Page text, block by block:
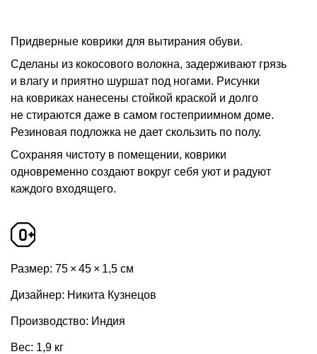
Придверные коврики для вытирания обуви.
Сделаны из кокосового волокна, задерживают грязь
и влагу и приятно шуршат под ногами. Рисунки
на ковриках нанесены стойкой краской и долго
не стираются даже в самом гостеприимном доме.
Резиновая подложка не дает скользить по полу.
Сохраняя чистоту в помещении, коврики
одновременно создают вокруг себя уют и радуют
каждого входящего.
Размер: 75 × 45 × 1,5 см
Дизайнер: Никита Кузнецов
Производство: Индия
Вес: 1,9 кг